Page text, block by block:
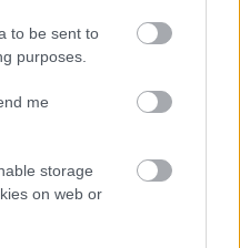
to be sent to
purposes.
me
storage
on web or
χωρίς να είναι
θαύμα. Ωραιότατο
δοκιμάσαμε το
με φιστίκι που
όσο περίμενες.